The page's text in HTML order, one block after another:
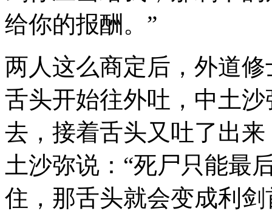
给你的报酬。”
两人这么商定后，外道
舌头开始往外吐，中土
去，接着舌头又吐了出
土沙弥说：“死尸只能最
住，那舌头就会变成利